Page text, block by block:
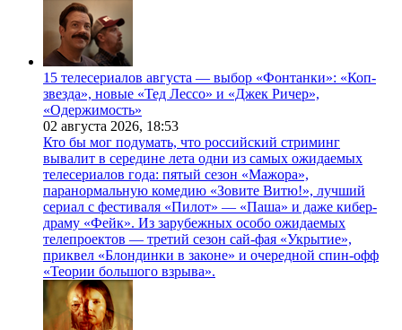
15 телесериалов августа — выбор «Фонтанки»: «Коп-
звезда», новые «Тед Лессо» и «Джек Ричер»,
«Одержимость»
02 августа 2026, 18:53
Кто бы мог подумать, что российский стриминг
вывалит в середине лета одни из самых ожидаемых
телесериалов года: пятый сезон «Мажора»,
паранормальную комедию «Зовите Витю!», лучший
сериал с фестиваля «Пилот» — «Паша» и даже кибер-
драму «Фейк». Из зарубежных особо ожидаемых
телепроектов — третий сезон сай-фая «Укрытие»,
приквел «Блондинки в законе» и очередной спин-офф
«Теории большого взрыва».